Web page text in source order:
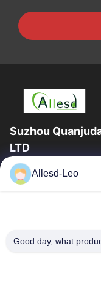
Suzhou
LTD
Pengalaman 16
produk ESD &
Rumah
Allesd-Leo
Good day, what